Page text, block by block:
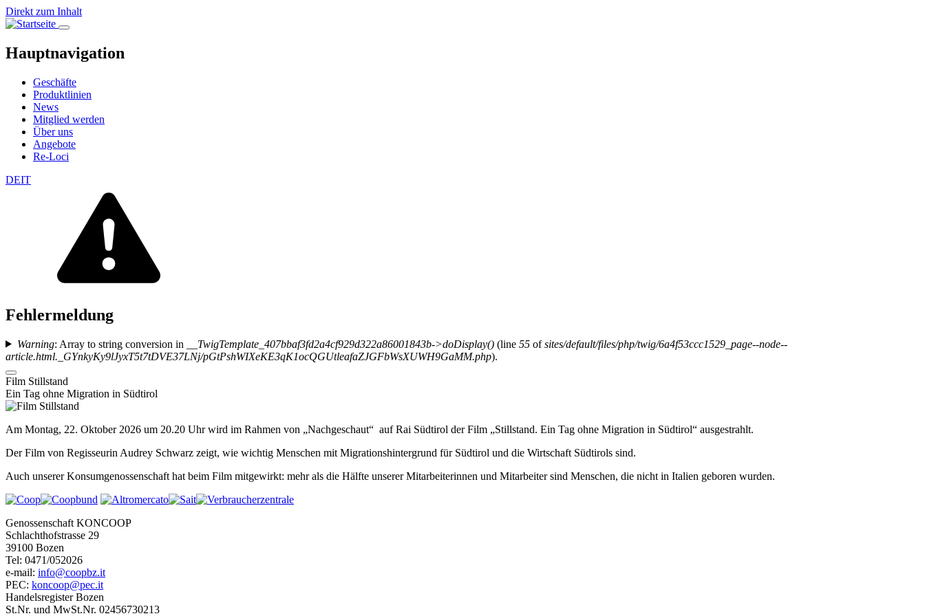
Direkt zum Inhalt
Hauptnavigation
Geschäfte
Produktlinien
News
Mitglied werden
Über uns
Angebote
Re-Loci
DEIT
Fehlermeldung
Warning: Array to string conversion in __TwigTemplate_407bbaf3fd2a4cf929d322a86001843b->doDisplay()(line 55ofsites/default/files/php/twig/6a4f53ccc1529_page--node--
article.html._GYnkyKy9lJyxT5t7tDVE37LNj/pGtPshWIXeKE3qK1ocQGUtleafaZJGFbWsXUWH9GaMM.php).
Film Stillstand
Ein Tag ohne Migration in Südtirol
Am Montag, 22. Oktober 2026 um 20.20 Uhr wird im Rahmen von „Nachgeschaut“ auf Rai Südtirol der Film „Stillstand. Ein Tag ohne Migration in Südtirol“ ausgestrahlt.
Der Film von Regisseurin Audrey Schwarz zeigt, wie wichtig Menschen mit Migrationshintergrund für Südtirol und die Wirtschaft Südtirols sind.
Auch unserer Konsumgenossenschaft hat beim Film mitgewirkt: mehr als die Hälfte unserer Mitarbeiterinnen und Mitarbeiter sind Menschen, die nicht in Italien geboren wurden.
Genossenschaft KONCOOP
Schlachthofstrasse 29
39100 Bozen
Tel: 0471/052026
e-mail: info@coopbz.it
PEC: koncoop@pec.it
Handelsregister Bozen
St.Nr. und MwSt.Nr. 02456730213